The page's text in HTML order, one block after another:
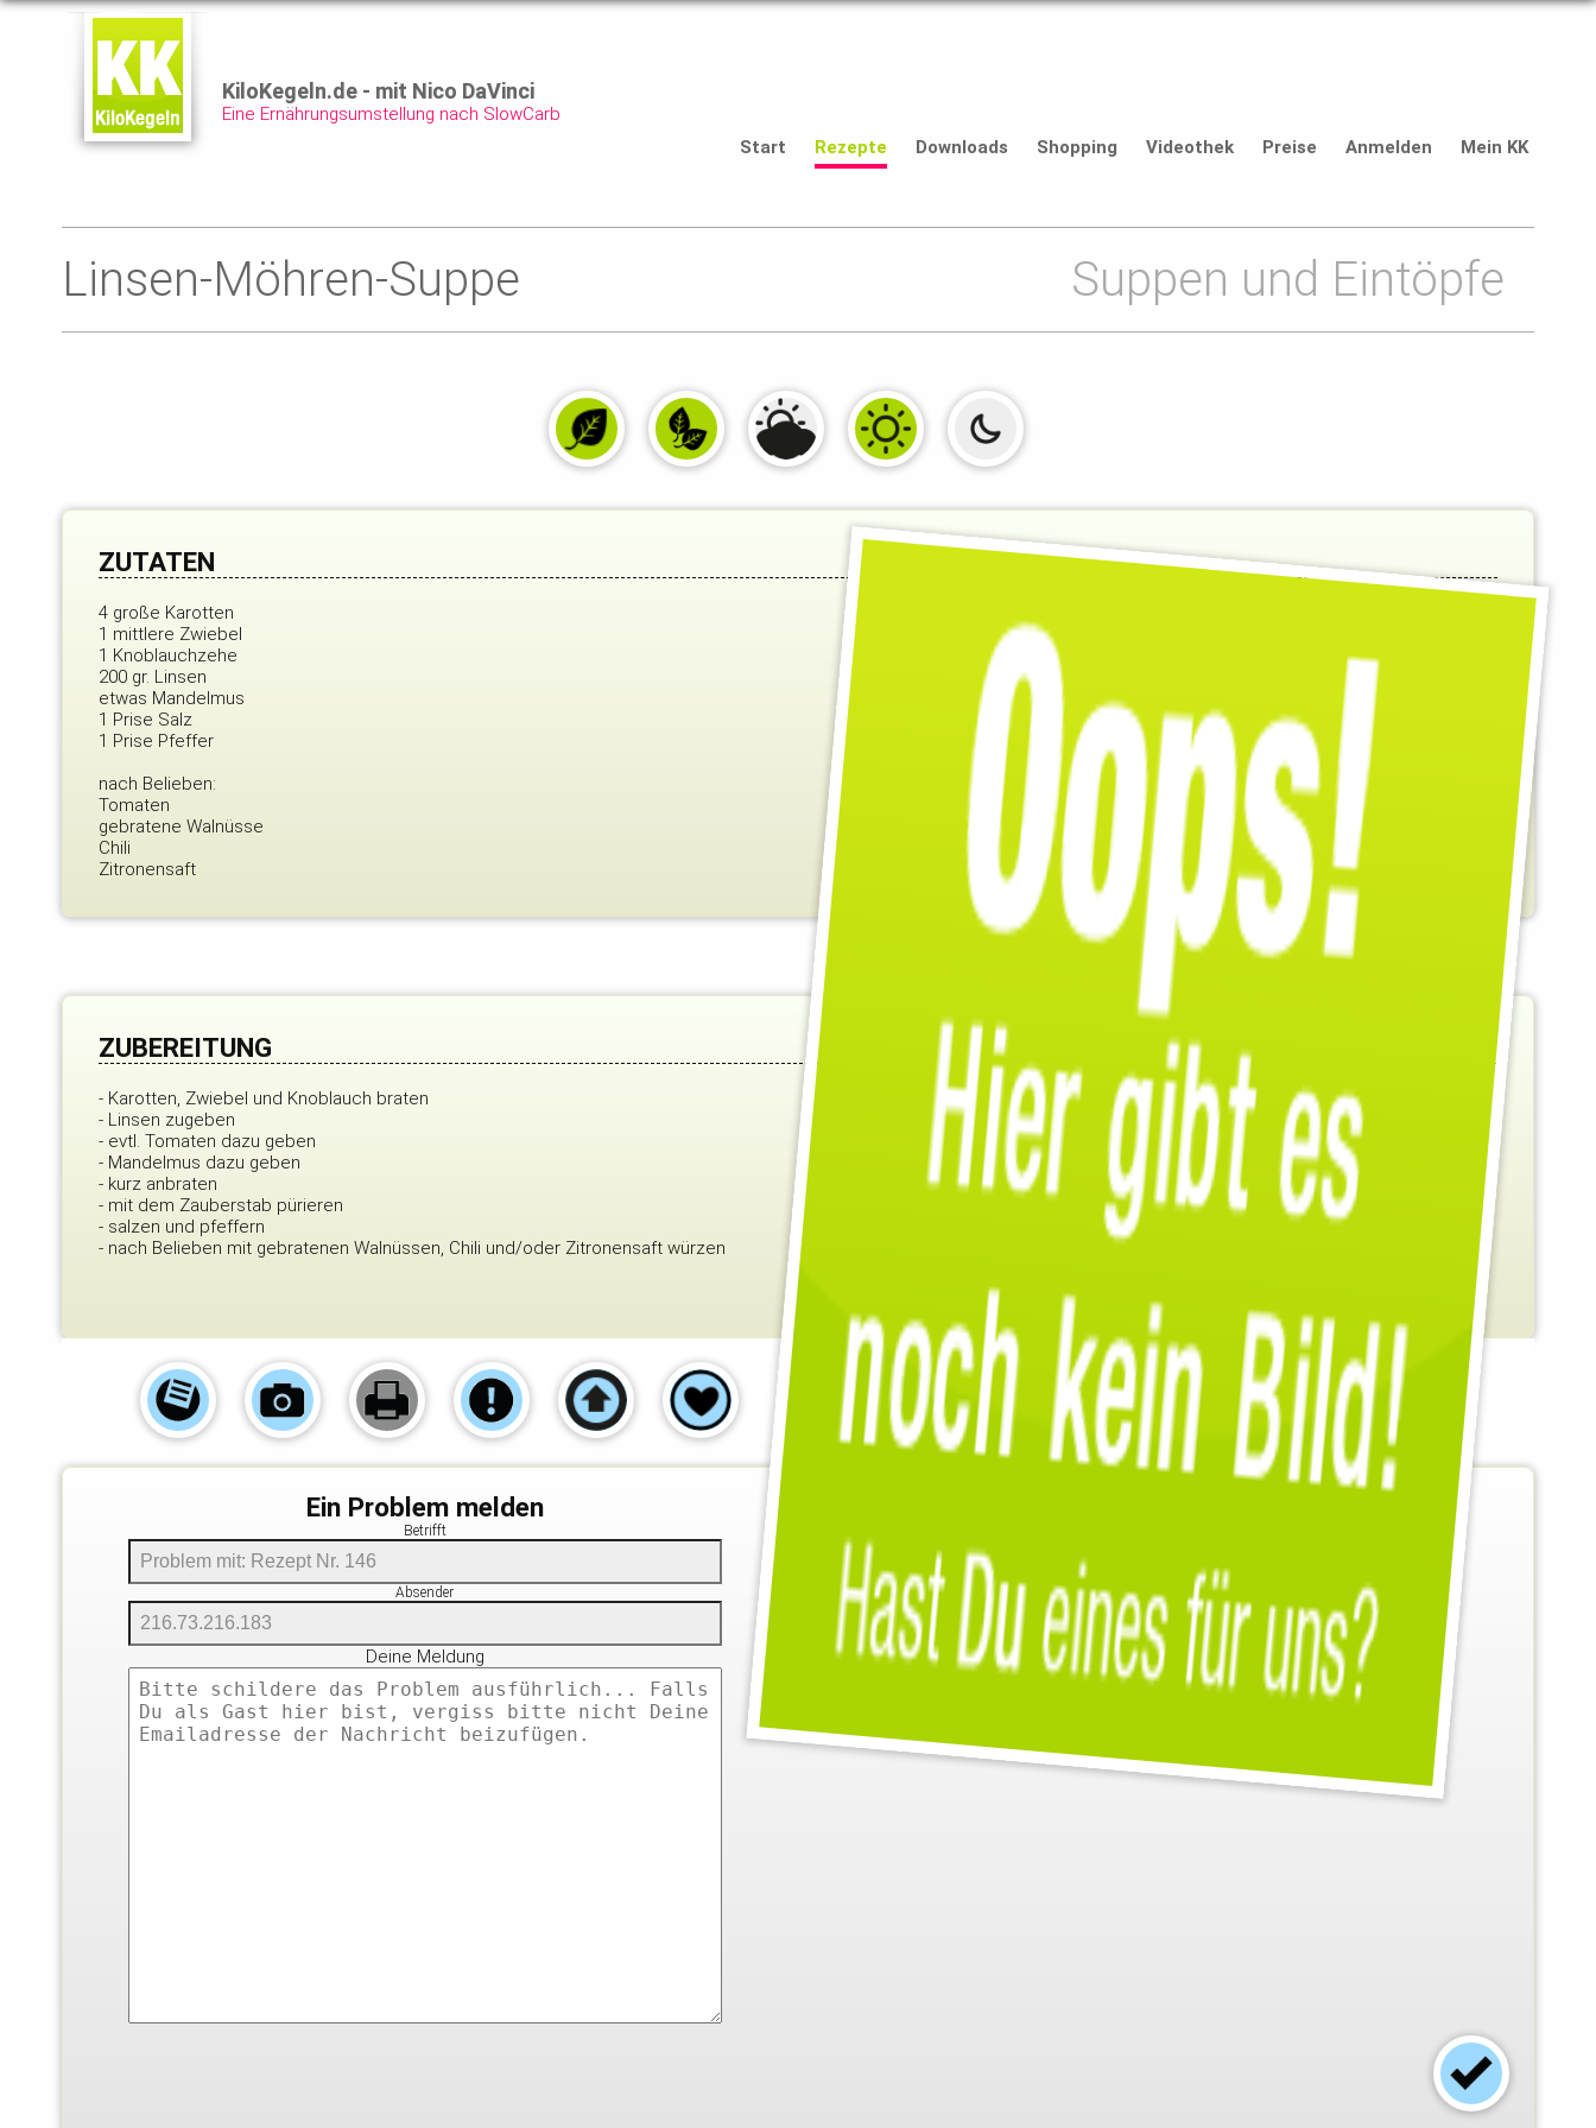
KiloKegeln.de - mit Nico DaVinci
Eine Ernährungsumstellung nach SlowCarb
Start
Rezepte Downloads Shopping Videothek Preise Anmelden Mein KK
Linsen-Möhren-Suppe Suppen und Eintöpfe
ZUTATEN
4 große Karotten
1 mittlere Zwiebel
1 Knoblauchzehe
200 gr. Linsen
etwas Mandelmus
1 Prise Salz
1 Prise Pfeffer
nach Belieben:
Tomaten
gebratene Walnüsse
Chili
Zitronensaft
ZUBEREITUNG
- Karotten, Zwiebel und Knoblauch braten
- Linsen zugeben
- evtl. Tomaten dazu geben
- Mandelmus dazu geben
- kurz anbraten
- mit dem Zauberstab pürieren
- salzen und pfeffern
- nach Belieben mit gebratenen Walnüssen, Chili und/oder Zitronensaft würzen
Ein Problem melden
Betrifft
Absender
Deine Meldung